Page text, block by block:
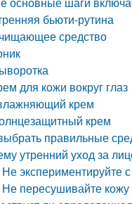
бьюти-рутина
средство
для кожи вокруг глаз
крем
крем
правильные
утренний уход за
Не экспериментируйте
Не пересушивайте кожу